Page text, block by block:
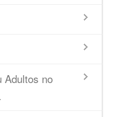
Adultos no